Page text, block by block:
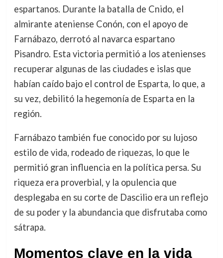
espartanos. Durante la batalla de Cnido, el
almirante ateniense Conón, con el apoyo de
Farnábazo, derrotó al navarca espartano
Pisandro. Esta victoria permitió a los atenienses
recuperar algunas de las ciudades e islas que
habían caído bajo el control de Esparta, lo que, a
su vez, debilitó la hegemonía de Esparta en la
región.
Farnábazo también fue conocido por su lujoso
estilo de vida, rodeado de riquezas, lo que le
permitió gran influencia en la política persa. Su
riqueza era proverbial, y la opulencia que
desplegaba en su corte de Dascilio era un reflejo
de su poder y la abundancia que disfrutaba como
sátrapa.
Momentos clave en la vida